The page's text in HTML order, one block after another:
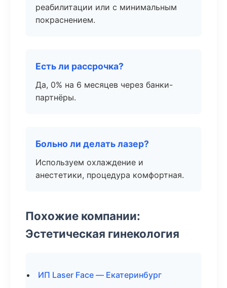
реабилитации или с минимальным
покраснением.
Есть ли рассрочка?
Да, 0% на 6 месяцев через банки-
партнёры.
Больно ли делать лазер?
Используем охлаждение и
анестетики, процедура комфортная.
Похожие компании:
Эстетическая гинекология
ИП Laser Face — Екатеринбург